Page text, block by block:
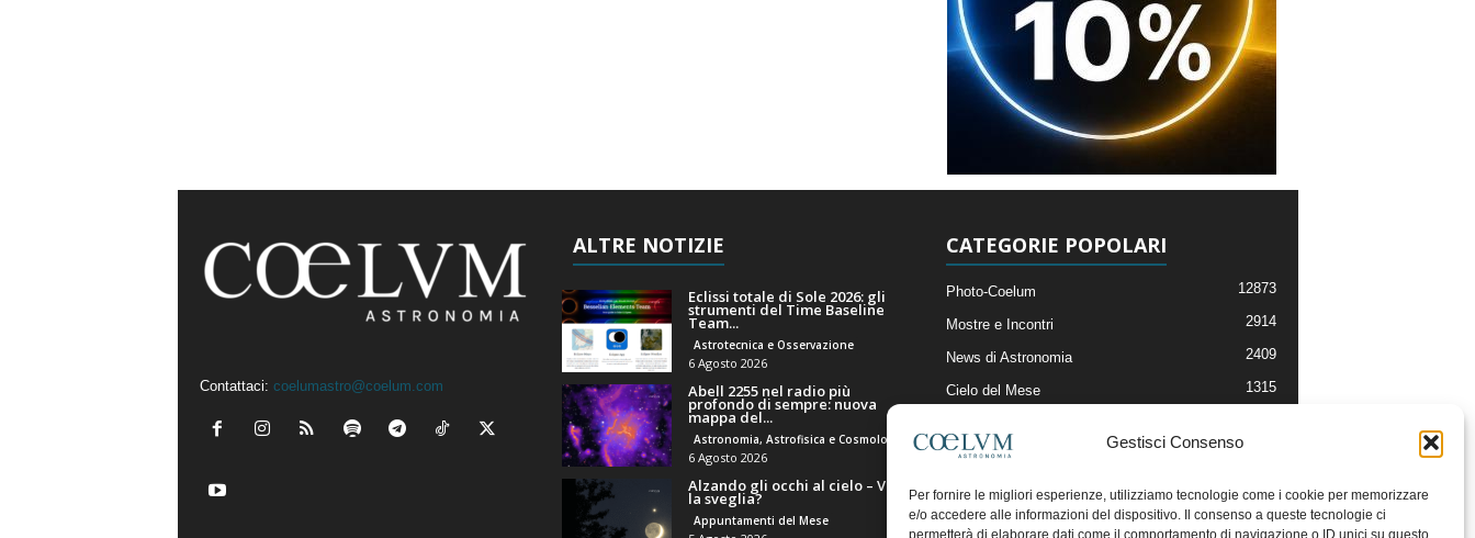
Gestisci Consenso
Per fornire le migliori esperienze, utilizziamo tecnologie come i cookie per memorizzare
e/o accedere alle informazioni del dispositivo. Il consenso a queste tecnologie ci
permetterà di elaborare dati come il comportamento di navigazione o ID unici su questo
Contattaci: coelumastro@coelum.com
ALTRE NOTIZIE
Eclissi totale di Sole 2026: gli
strumenti del Time Baseline
Team...
Astrotecnica e Osservazione
6 Agosto 2026
Abell 2255 nel radio più
profondo di sempre: nuova
mappa del...
Astronomia, Astrofisica e Cosmologia
6 Agosto 2026
Alzando gli occhi al cielo – Vale
la sveglia?
Appuntamenti del Mese
CATEGORIE POPOLARI
Photo-Coelum 12873
Mostre e Incontri 2914
News di Astronomia 2409
Cielo del Mese 1315
Articoli e Risorse On-Line
Il Blog della Redazione